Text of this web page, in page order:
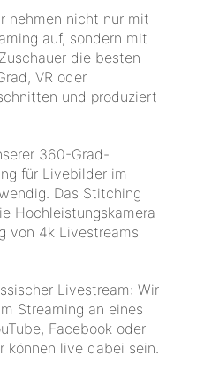
nehmen nicht nur mit
auf, sondern mit
die besten
VR oder
und produziert
360-Grad-
für Livebilder im
Das Stitching
Hochleistungskamera
von 4k Livestreams
Livestream: Wir
Streaming an eines
Facebook oder
können live dabei sein.